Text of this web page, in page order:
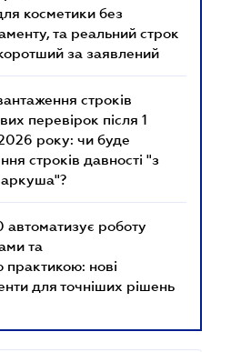
косметики без
та реальний строк
за заявлений
строків
перевірок після 1
року: чи буде
строків давності "з
аркуша"?
автоматизує роботу
та
практикою: нові
для точніших рішень